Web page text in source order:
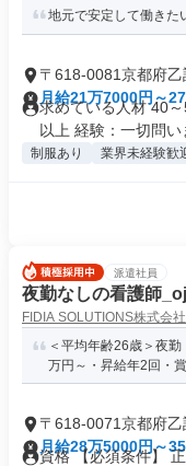
地元で安定して働きた
〒618-0081京都府
月給21万7000円～
求めている人材 40
以上 経験：一切問い
制服あり 業界未経験歓
派遣社員
夜勤なしの看護師
FIDIA SOLUTIONS株式会社
＜平均年齢26歳＞夜
万円～・昇給年2回・
〒618-0071京都府
月給28万5000円～
資格 【必須条件】